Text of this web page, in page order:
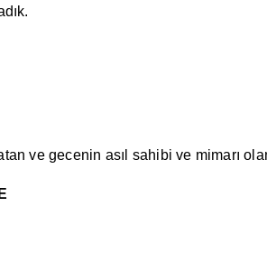
ve gecenin asıl sahibi ve mimarı